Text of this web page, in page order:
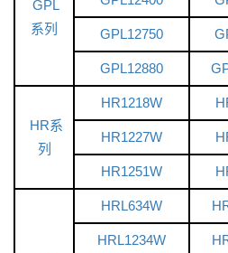
GPL
系列
GPL12750
GPL12880
HR系
列
HR1218W
HR1227W
HR1251W
HRL634W
HRL1234W